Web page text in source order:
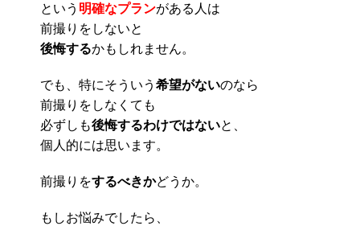
という 明確なプランがある人は
前撮りをしないと
後悔するかもしれません。
でも、特にそういう 希望がないのなら
前撮りをしなくても
必ずしも後悔するわけではないと、
個人的には思います。
前撮りをするべきかどうか。
もしお悩みでしたら、